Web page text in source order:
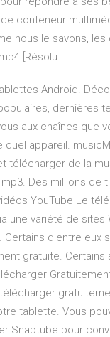
conteneur
nous le savons,
[Résolu ...
Android.
dernières
aux chaînes que
appareil.
télécharger de la
Des millions de
YouTube Le
une variété de sites
d'entre eux
gratuite. Certains
tablette. Vous
Snaptube pour